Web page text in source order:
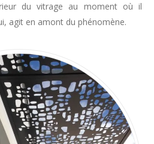
du vitrage au moment où il
agit en amont du phénomène.